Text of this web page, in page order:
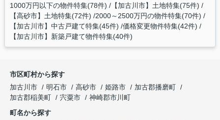
1000万円以下の物件特集(78件) 【加古川市】土地特集(75件)
【高砂市】土地特集(72件) 2000～2500万円の物件特集(70件)
【加古川市】中古戸建て特集(45件) 価格変更物件特集(42件)
【加古川市】新築戸建て物件特集(40件)
市区町村から探す
加古川市
明石市 高砂市 姫路市
加古郡播磨町
加古郡稲美町
宍粟市
神崎郡市川町
町名から探す